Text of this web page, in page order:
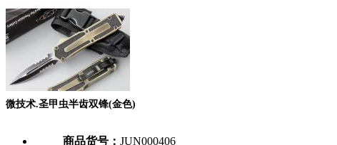
微技术.圣甲虫半齿双锋(金色)
商品货号： JUN000406